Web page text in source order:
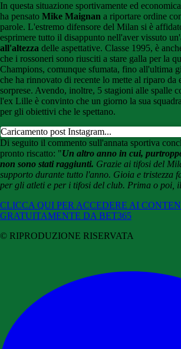
In questa situazione sportivamente ed
ha pensato Mike Maignan a riportare ordine
parole. L'estremo difensore del Milan si è
esprimere tutto il disappunto nell'aver vissuto
all'altezza delle aspettative. Classe 1995, è
che i rossoneri sono riusciti a stare galla per la
Champions, comunque sfumata, fino all'ultima
che ha rinnovato di recente lo mette al riparo da
sorprese. Avendo, inoltre, 5 stagioni alle spalle
l'ex Lille è convinto che un giorno la sua
per gli obiettivi che le spettano.
Caricamento post Instagram...
Di seguito il commento sull'annata sportiva
pronto riscatto: "Un altro anno in cui,
non sono stati raggiunti. Grazie ai tifosi del
supporto durante tutto l'anno. Gioia e tristezza
per gli atleti e per i tifosi del club. Prima o poi,
CLICCA QUI PER ACCEDERE AI
GRATUITAMENTE DA BET365
© RIPRODUZIONE RISERVATA